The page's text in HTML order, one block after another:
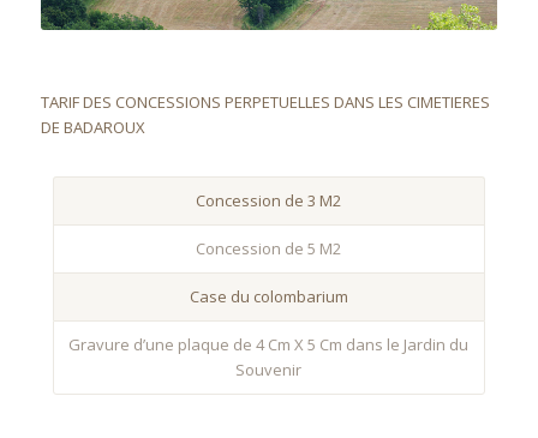
TARIF DES CONCESSIONS PERPETUELLES DANS LES CIMETIERES
DE BADAROUX
Concession de 3 M2
Concession de 5 M2
Case du colombarium
Gravure d’une plaque de 4 Cm X 5 Cm dans le Jardin du
Souvenir